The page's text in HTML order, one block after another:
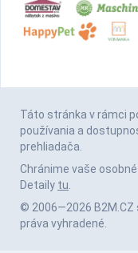
Táto stránka v rámci
používania a
prehliadača.
Chránime vaše
Detaily tu.
© 2006—2026 B2M.CZ
práva vyhradené.